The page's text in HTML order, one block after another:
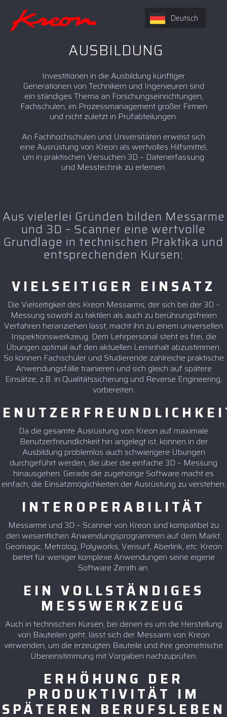
AUSBILDUNG
Investitionen in die Ausbildung künftiger
Generationen von Technikern und Ingenieuren sind
ein ständiges Thema an Forschungseinrichtungen,
Fachschulen, im Prozessmanagement großer Firmen
und nicht zuletzt in Prüfabteilungen.
An Fachhochschulen und Universitäten erweist sich
eine Ausrüstung von Kreon als wertvolles Hilfsmittel,
um in praktischen Versuchen 3D – Datenerfassung
und Messtechnik zu erlernen.
Aus vielerlei Gründen bilden Messarme
und 3D – Scanner eine wertvolle
Grundlage in technischen Praktika und
entsprechenden Kursen:
VIELSEITIGER EINSATZ
Die Vielseitigkeit des Kreon Messarms, der sich bei der 3D –
Messung sowohl zu taktilen als auch zu berührungsfreien
Verfahren heranziehen lässt, macht ihn zu einem universellen
Inspektionswerkzeug. Dem Lehrpersonal steht es frei, die
Übungen optimal auf den aktuellen Lerninhalt abzustimmen.
So können Fachschüler und Studierende zahlreiche praktische
Anwendungsfälle trainieren und sich gleich auf spätere
Einsätze, z.B. in Qualitätssicherung und Reverse Engineering,
vorbereiten.
Da die gesamte Ausrüstung von Kreon auf maximale
Benutzerfreundlichkeit hin angelegt ist, können in der
Ausbildung problemlos auch schwierigere Übungen
durchgeführt werden, die über die einfache 3D – Messung
hinausgehen. Gerade die zugehörige Software macht es
einfach, die Einsatzmöglichkeiten der Ausrüstung zu verstehen.
INTEROPERABILITÄT
Messarme und 3D – Scanner von Kreon sind kompatibel zu
den wesentlichen Anwendungsprogrammen auf dem Markt:
Geomagic, Metrolog, Polyworks, Verisurf, Aberlink, etc. Kreon
bietet für weniger komplexe Anwendungen seine eigene
Software Zenith an.
EIN VOLLSTÄNDIGES
MESSWERKZEUG
Auch in technischen Kursen, bei denen es um die Herstellung
von Bauteilen geht, lässt sich der Messarm von Kreon
verwenden, um die erzeugten Bauteile und ihre geometrische
Übereinstimmung mit Vorgaben nachzuprüfen.
ERHÖHUNG DER
PRODUKTIVITÄT IM
SPÄTEREN BERUFSLEBEN
Deutsch